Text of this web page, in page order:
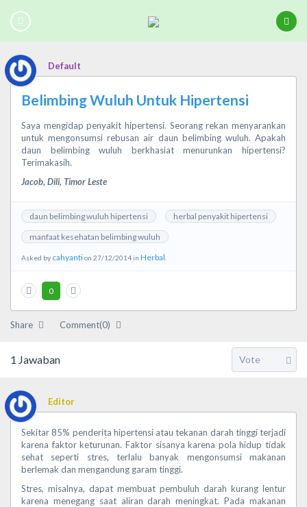
Default
Belimbing Wuluh Untuk Hipertensi
Saya mengidap penyakit hipertensi. Seorang rekan menyarankan
untuk mengonsumsi rebusan air daun belimbing wuluh. Apakah
daun belimbing wuluh berkhasiat menurunkan hipertensi?
Terimakasih.
Jacob, Dili, Timor Leste
daun belimbing wuluh hipertensi
herbal penyakit hipertensi
manfaat kesehatan belimbing wuluh
Asked by cahyantion 27/12/2014 in Herbal
0
Share Comment(0)
1 Jawaban
Editor
Sekitar 85% penderita hipertensi atau tekanan darah tinggi terjadi
karena faktor keturunan. Faktor sisanya karena pola hidup tidak
sehat seperti stres, terlalu banyak mengonsumsi makanan
berlemak dan mengandung garam tinggi.
Stres, misalnya, dapat membuat pembuluh darah kurang lentur
karena menegang saat aliran darah meningkat. Pada makanan